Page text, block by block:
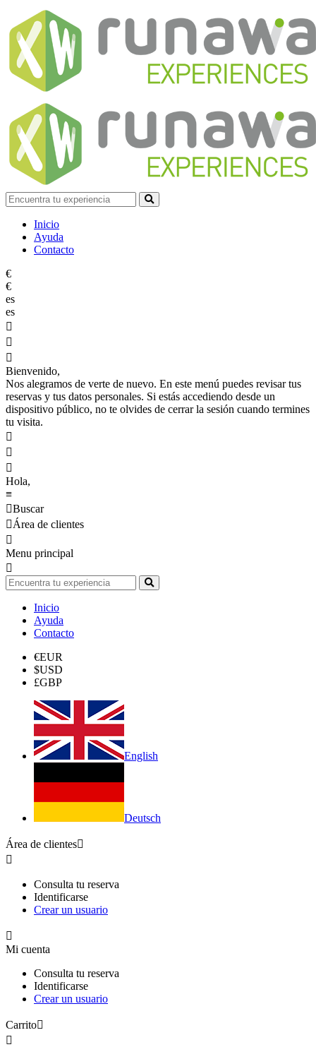
Inicio
Ayuda
Contacto
€
€
es
es



Bienvenido,
Nos alegramos de verte de nuevo. En este menú puedes revisar tus
reservas y tus datos personales. Si estás accediendo desde un
dispositivo público, no te olvides de cerrar la sesión cuando termines
tu visita.



Hola,
≡
Buscar
Área de clientes

Menu principal

Inicio
Ayuda
Contacto
€EUR
$USD
£GBP
English
Deutsch
Área de clientes

Consulta tu reserva
Identificarse
Crear un usuario

Mi cuenta
Consulta tu reserva
Identificarse
Crear un usuario
Carrito
